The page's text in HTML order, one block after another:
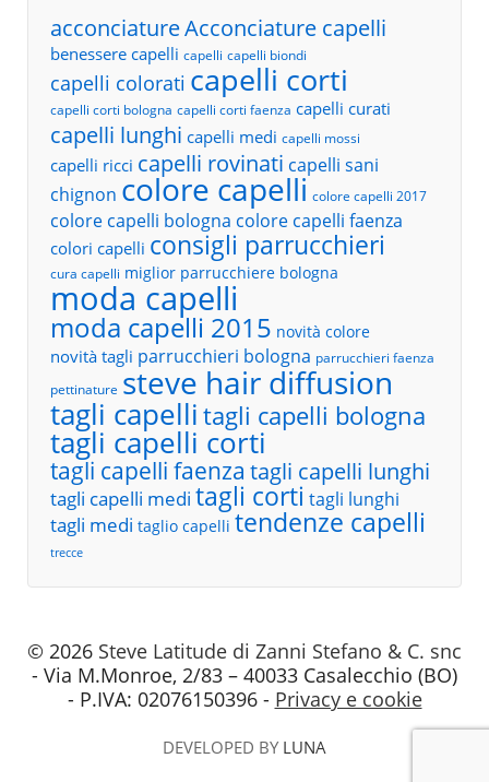
acconciatureAcconciature capelli
benessere capelli capelli capelli biondi
capelli colorati capelli corti
capelli corti bologna capelli corti faenza capelli curati
capelli lunghi capelli medi capelli mossi
capelli ricci capelli rovinati capelli sani
chignon colore capelli colore capelli 2017
colore capelli bologna colore capelli faenza
colori capelli consigli parrucchieri
cura capelli miglior parrucchiere bologna
moda capelli
moda capelli 2015 novità colore
novità tagli parrucchieri bologna parrucchieri faenza
pettinature steve hair diffusion
tagli capelli tagli capelli bologna
tagli capelli corti
tagli capelli faenza tagli capelli lunghi
tagli capelli medi tagli corti tagli lunghi
tagli medi taglio capelli tendenze capelli
trecce
© 2026 Steve Latitude di Zanni Stefano & C. snc
- Via M.Monroe, 2/83 – 40033 Casalecchio (BO)
- P.IVA: 02076150396 - Privacy e cookie
DEVELOPED BY LUNA